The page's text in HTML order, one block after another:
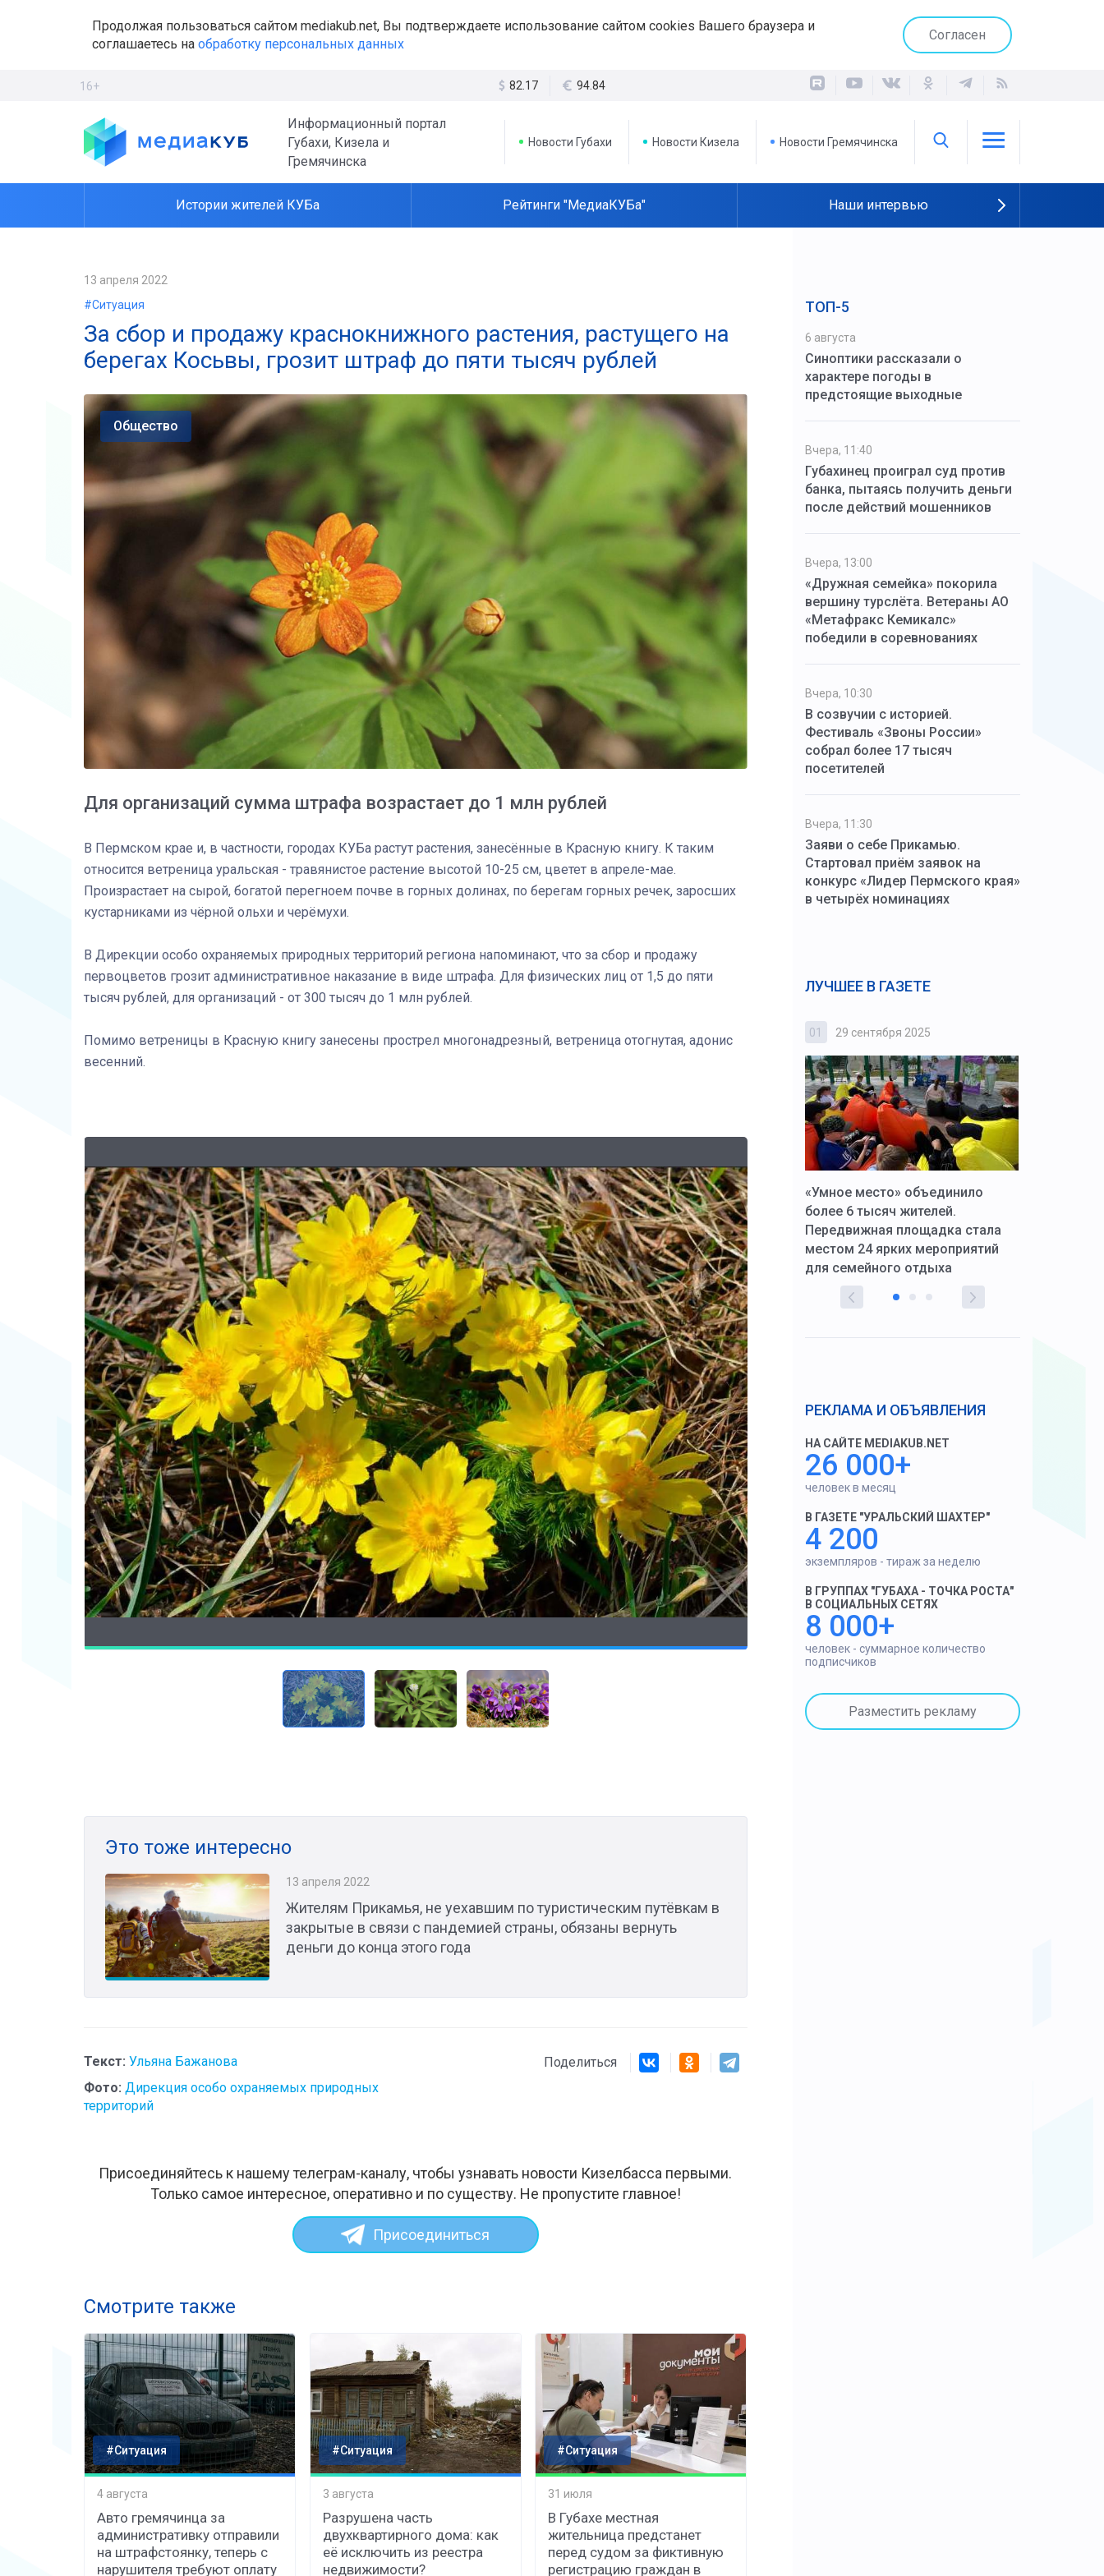
Продолжая пользоваться сайтом mediakub.net, Вы подтверждаете использование сайтом cookies Вашего браузера и
соглашаетесь на обработку персональных данных
Согласен
16+ 82.17 94.84
Информационный портал
Губахи, Кизела и
Гремячинска
Новости Губахи Новости Кизела Новости Гремячинска
Истории жителей КУБа Рейтинги "МедиаКУБа" Наши интервью
13 апреля 2022
#Ситуация
За сбор и продажу краснокнижного растения, растущего на
берегах Косьвы, грозит штраф до пяти тысяч рублей
Общество
Для организаций сумма штрафа возрастает до 1 млн рублей
В Пермском крае и, в частности, городах КУБа растут растения, занесённые в Красную книгу. К таким
относится ветреница уральская - травянистое растение высотой 10-25 см, цветет в апреле-мае.
Произрастает на сырой, богатой перегноем почве в горных долинах, по берегам горных речек, заросших
кустарниками из чёрной ольхи и черёмухи.
В Дирекции особо охраняемых природных территорий региона напоминают, что за сбор и продажу
первоцветов грозит административное наказание в виде штрафа. Для физических лиц от 1,5 до пяти
тысяч рублей, для организаций - от 300 тысяч до 1 млн рублей.
Помимо ветреницы в Красную книгу занесены прострел многонадрезный, ветреница отогнутая, адонис
весенний.
Это тоже интересно
13 апреля 2022
Жителям Прикамья, не уехавшим по туристическим путёвкам в
закрытые в связи с пандемией страны, обязаны вернуть
деньги до конца этого года
Текст: Ульяна Бажанова
Фото: Дирекция особо охраняемых природных
территорий
Поделиться
Присоединяйтесь к нашему телеграм-каналу, чтобы узнавать новости Кизелбасса первыми.
Только самое интересное, оперативно и по существу. Не пропустите главное!
Присоединиться
Смотрите также
#Ситуация
4 августа
Авто гремячинца за
административку отправили
на штрафстоянку, теперь с
нарушителя требуют оплату
#Ситуация
3 августа
Разрушена часть
двухквартирного дома: как
её исключить из реестра
недвижимости?
#Ситуация
31 июля
В Губахе местная
жительница предстанет
перед судом за фиктивную
регистрацию граждан в
ТОП-5
6 августа
Синоптики рассказали о
характере погоды в
предстоящие выходные
Вчера, 11:40
Губахинец проиграл суд против
банка, пытаясь получить деньги
после действий мошенников
Вчера, 13:00
«Дружная семейка» покорила
вершину турслёта. Ветераны АО
«Метафракс Кемикалс»
победили в соревнованиях
Вчера, 10:30
В созвучии с историей.
Фестиваль «Звоны России»
собрал более 17 тысяч
посетителей
Вчера, 11:30
Заяви о себе Прикамью.
Стартовал приём заявок на
конкурс «Лидер Пермского края»
в четырёх номинациях
ЛУЧШЕЕ В ГАЗЕТЕ
Штурмовик огня. Казак Алексей
Коробов после возвращения со
спецоперации сделал
реальностью свою детскую
мечту
01 29 сентября 2025
«Умное место» объединило
более 6 тысяч жителей.
Передвижная площадка стала
местом 24 ярких мероприятий
для семейного отдыха
РЕКЛАМА И ОБЪЯВЛЕНИЯ
НА САЙТЕ MEDIAKUB.NET
26 000+
человек в месяц
В ГАЗЕТЕ "УРАЛЬСКИЙ ШАХТЕР"
4 200
экземпляров - тираж за неделю
В ГРУППАХ "ГУБАХА - ТОЧКА РОСТА"
В СОЦИАЛЬНЫХ СЕТЯХ
8 000+
человек - суммарное количество
подписчиков
Разместить рекламу